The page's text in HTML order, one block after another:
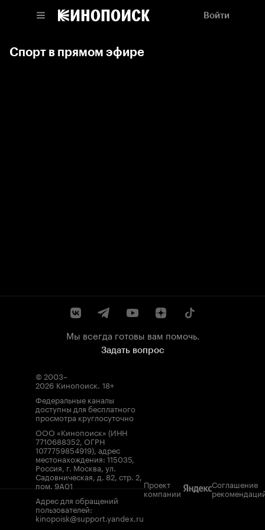
Войти
Спорт в прямом эфире
Мы всегда готовы вам помочь.
Задать вопрос
© 2003–
2026 Кинопоиск. 18+
Федеральные каналы
доступны для бесплатного
просмотра круглосуточно
ООО «Кинопоиск» (ИНН
7710688352, ОГРН
1077759854919), адрес
местонахождения: 115035,
Россия, г. Москва, ул.
Садовническая, д. 82, стр. 2,
пом. 9А01
Адрес для обращений
пользователей:
kinopoisk@support.yandex.ru
Проект
компании
Соглашение